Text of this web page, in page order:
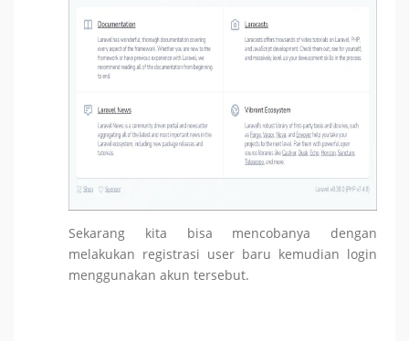
Sekarang kita bisa mencobanya dengan
melakukan registrasi user baru kemudian login
menggunakan akun tersebut.